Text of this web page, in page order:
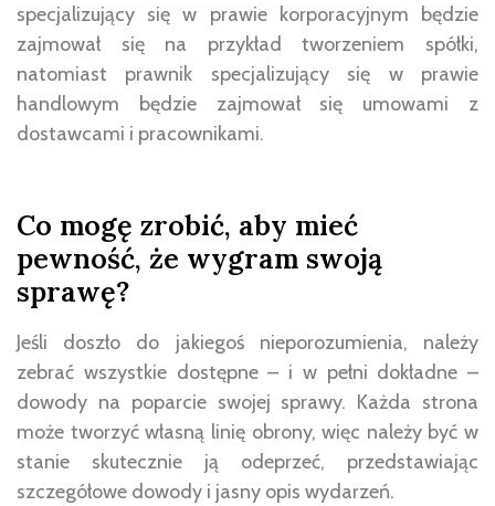
specjalizujący się w prawie korporacyjnym będzie
zajmował się na przykład tworzeniem spółki,
natomiast prawnik specjalizujący się w prawie
handlowym będzie zajmował się umowami z
dostawcami i pracownikami.
Co mogę zrobić, aby mieć
pewność, że wygram swoją
sprawę?
Jeśli doszło do jakiegoś nieporozumienia, należy
zebrać wszystkie dostępne – i w pełni dokładne –
dowody na poparcie swojej sprawy. Każda strona
może tworzyć własną linię obrony, więc należy być w
stanie skutecznie ją odeprzeć, przedstawiając
szczegółowe dowody i jasny opis wydarzeń.